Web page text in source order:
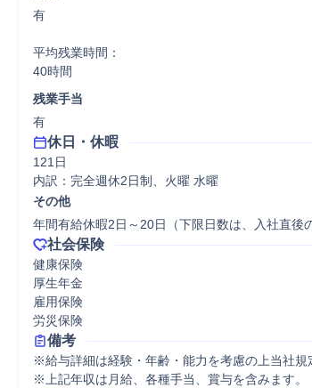
有
平均残業時間：
40時間
残業手当
有
休日・休暇
121日
内訳：完全週休2日制、火曜 水曜
その他
年間有給休暇2日～20日（下限日数は、入社直後
社会保険
健康保険
厚生年金
雇用保険
労災保険
備考
※給与詳細は経験・年齢・能力を考慮の上当社規
※上記年収は月給、各種手当、賞与を含みます。